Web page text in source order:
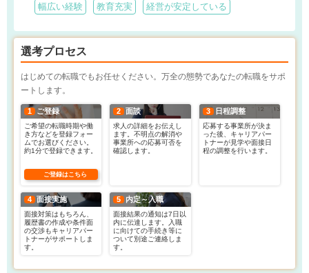
幅広い経験 教育充実 経営が安定している
選考プロセス
はじめての転職でもお任せください。万全の態勢であなたの転職をサポ
ートします。
1 ご登録
ご希望の転職時期や働
き方などを登録フォー
ムでお選びください。
約1分で登録できます。
ご登録はこちら
2 面談
求人の詳細をお伝えし
ます。不明点の解消や
事業所への応募可否を
確認します。
3 日程調整
応募する事業所が決ま
った後、キャリアパー
トナーが見学や面接日
程の調整を行います。
4 面接実施
面接対策はもちろん、
履歴書の作成や条件面
の交渉もキャリアパー
トナーがサポートしま
す。
5 内定～入職
面接結果の通知は7日以
内に伝達します。入職
に向けての手続き等に
ついて別途ご連絡しま
す。